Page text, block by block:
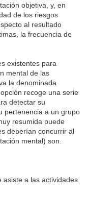
objetiva, y, en
de los riesgos
al resultado
la frecuencia de
existentes para
mental de las
la denominada
recoge una serie
detectar su
pertenencia a un grupo
resumida puede
deberían concurrir al
mental) son.
asiste a las actividades